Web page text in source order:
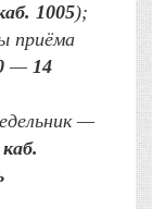
1005);
приёма
— 14
—
каб.